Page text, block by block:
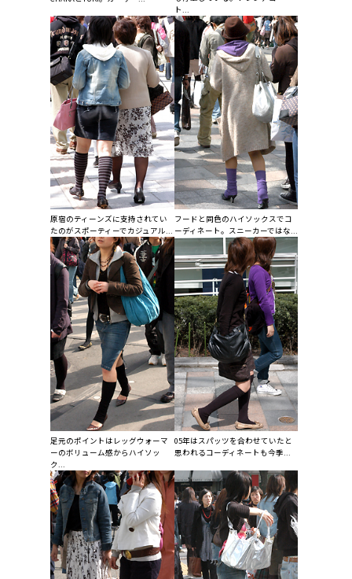
ト...
原宿のティーンズに支持されてい
たのがスポーティーでカジュアル...
フードと同色のハイソックスでコ
ーディネート。スニーカーではな...
足元のポイントはレッグウォーマ
ーのボリューム感からハイソッ
ク...
05年はスパッツを合わせていたと
思われるコーディネートも今季...